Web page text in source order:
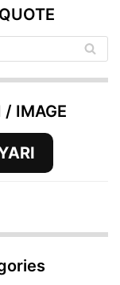
/ IMAGE